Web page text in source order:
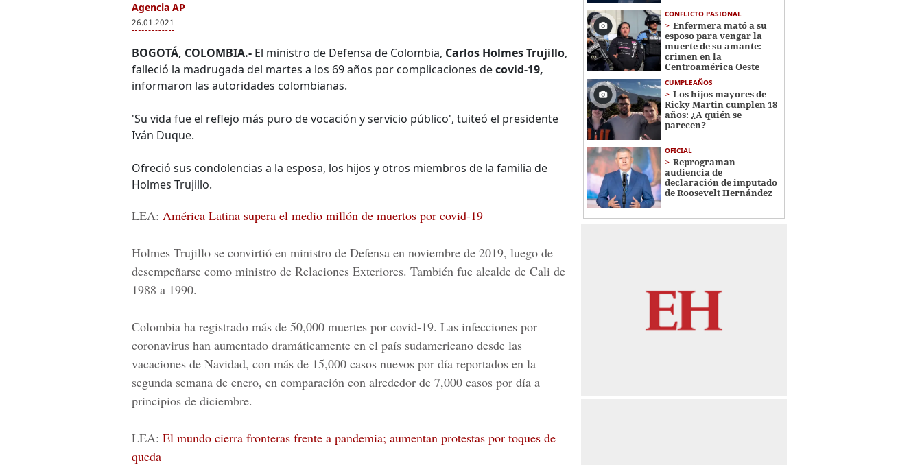
Agencia AP
26.01.2021
BOGOTÁ, COLOMBIA.- El ministro de Defensa de Colombia, Carlos Holmes Trujillo,
falleció la madrugada del martes a los 69 años por complicaciones decovid-19,
informaron las autoridades colombianas.
'Su vida fue el reflejo más puro de vocación y servicio público', tuiteó el presidente
Iván Duque.
Ofreció sus condolencias a la esposa, los hijos y otros miembros de la familia de
Holmes Trujillo.
LEA: América Latina supera el medio millón de muertos por covid-19
Holmes Trujillo se convirtió en ministro de Defensa en noviembre de 2019, luego de
desempeñarse como ministro de Relaciones Exteriores. También fue alcalde de Cali de
1988 a 1990.
Colombia ha registrado más de 50,000 muertes por covid-19. Las infecciones por
coronavirus han aumentado dramáticamente en el país sudamericano desde las
vacaciones de Navidad, con más de 15,000 casos nuevos por día reportados en la
segunda semana de enero, en comparación con alrededor de 7,000 casos por día a
principios de diciembre.
LEA: El mundo cierra fronteras frente a pandemia; aumentan protestas por toques de
queda
CONFLICTO PASIONAL
Enfermera mató a su
esposo para vengar la
muerte de su amante:
crimen en la
Centroamérica Oeste
CUMPLEAÑOS
Los hijos mayores de
Ricky Martin cumplen 18
años: ¿A quién se
parecen?
OFICIAL
Reprograman
audiencia de
declaración de imputado
de Roosevelt Hernández